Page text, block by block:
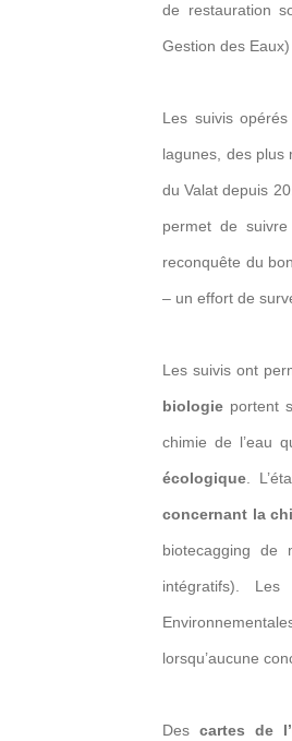
de restauration
Gestion des
Les suivis
lagunes, des plus
du Valat depuis
permet de
reconquête du
– un effort de
Les suivis ont
biologie portent
chimie de l’eau
écologique .
concernant la
biotecagging de
intégratifs).
lorsqu’aucune
Descartes de